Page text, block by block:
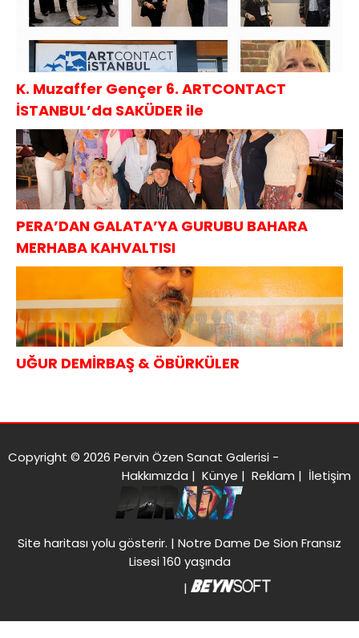
K. Muzaffer Gençer 6. ARTCONTACT
İSTANBUL’da SAKÜDER ile
PERA’DAN GALATA’YA GURUBU BAHARA
MERHABA KAHVALTISI
UĞUR DEMİRBAŞ & ÖBÜRKÜLER
Copyright © 2026 Pervin Özen Sanat Galerisi -
Hakkımızda | Künye | Reklam | İletişim
Site haritası yolu gösterir. | Notre Dame De Sion Fransız
Lisesi 160 yaşında
|